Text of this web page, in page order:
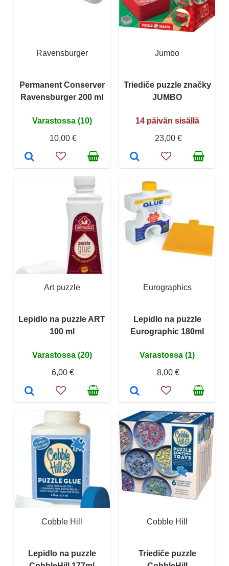
Ravensburger
Permanent Conserver
Ravensburger 200 ml
Varastossa (10)
10,00 €
Jumbo
Triediče puzzle značky
JUMBO
14 päivän sisällä
23,00 €
Art puzzle
Lepidlo na puzzle ART
100 ml
Varastossa (20)
6,00 €
Eurographics
Lepidlo na puzzle
Eurographic 180ml
Varastossa (1)
8,00 €
Cobble Hill
Lepidlo na puzzle
Cobble Hill
Triediče puzzle